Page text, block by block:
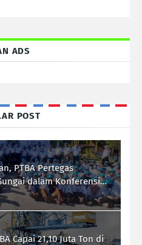
ADS
POST
PTBA Pertegas
dalam Konferensi
Capai 21,10 Juta Ton di